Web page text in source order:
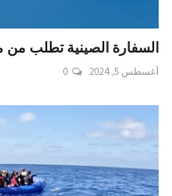
السفارة الصينية تطلب من
أغسطس 5, 2024 0